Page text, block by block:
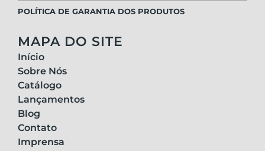
POLÍTICA DE GARANTIA DOS PRODUTOS
MAPA DO SITE
Início
Sobre Nós
Catálogo
Lançamentos
Blog
Contato
Imprensa